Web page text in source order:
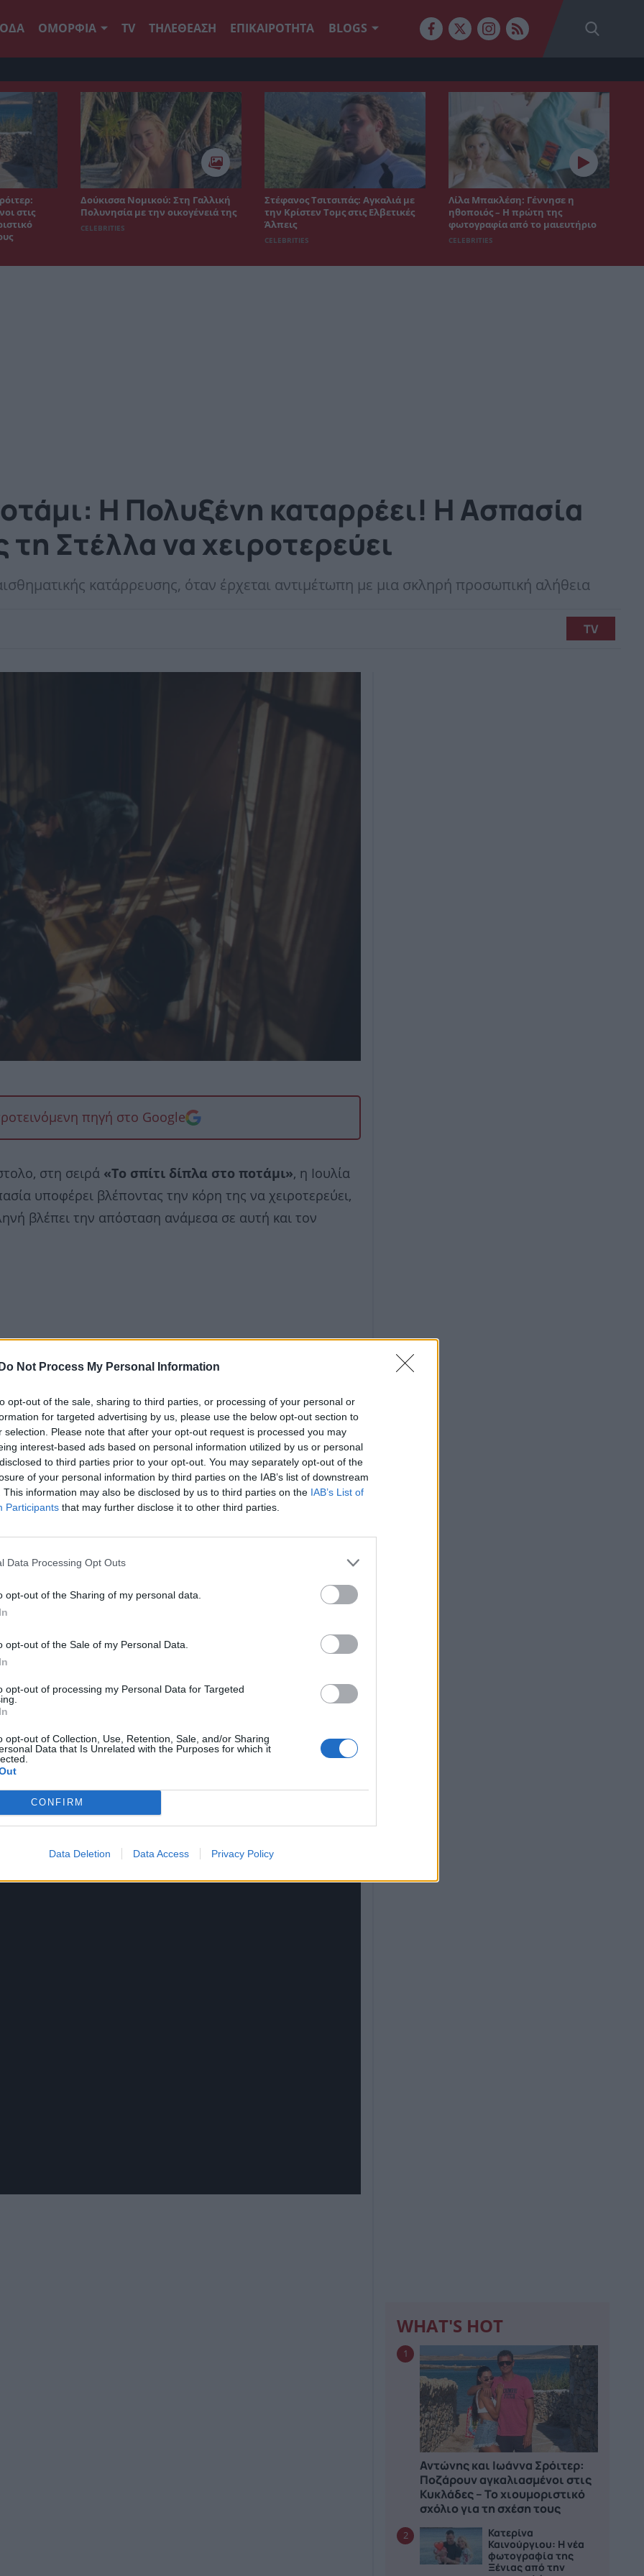
Do Not Process My Personal Information
opt-out of the sale, sharing to third parties, or processing of your personal or
for targeted advertising by us, please use the below opt-out section to
selection. Please note that after your opt-out request is processed you may
interest-based ads based on personal information utilized by us or personal
to third parties prior to your opt-out. You may separately opt-out of the
of your personal information by third parties on the IAB’s list of downstream
This information may also be disclosed by us to third parties on the IAB’s List of
Participants that may further disclose it to other third parties.
Data Processing Opt Outs
opt-out of the Sharing of my personal data.
opt-out of the Sale of my Personal Data.
opt-out of processing my Personal Data for Targeted
opt-out of Collection, Use, Retention, Sale, and/or Sharing
Data that Is Unrelated with the Purposes for which it
CONFIRM
Data Deletion Data Access Privacy Policy
ΟΜΟΡΦΙΑ TV ΤΗΛΕΘΕΑΣΗ ΕΠΙΚΑΙΡΟΤΗΤΑ BLOGS
στις
Δούκισσα Νομικού: Στη Γαλλική
Πολυνησία με την οικογένειά της
CELEBRITIES
Στέφανος Τσιτσιπάς: Αγκαλιά με
την Κρίστεν Τομς στις Ελβετικές
Άλπεις
CELEBRITIES
Λίλα Μπακλέση: Γέννησε η
ηθοποιός – Η πρώτη της
φωτογραφία από το μαιευτήριο
CELEBRITIES
Η Πολυξένη καταρρέει! Η Ασπασία
Στέλλα να χειροτερεύει
κατάρρευσης, όταν έρχεται αντιμέτωπη με μια σκληρή προσωπική αλήθεια
TV
πηγή στο Google
στη σειρά «Το σπίτι δίπλα στο ποτάμι», η Ιουλία
υποφέρει βλέποντας την κόρη της να χειροτερεύει,
βλέπει την απόσταση ανάμεσα σε αυτή και τον
κατάρρευσης, όταν έρχεται αντιμέτωπη με μια
στήριγμα, βρίσκοντας τελικά προσωρινή παρηγοριά
WHAT'S HOT
1
Αντώνης και Ιωάννα Σρόιτερ:
Ποζάρουν αγκαλιασμένοι στις
Κυκλάδες – Το χιουμοριστικό
σχόλιο για τη σχέση τους
2
Κατερίνα
Καινούργιου: Η νέα
φωτογραφία της
Ξένιας από την